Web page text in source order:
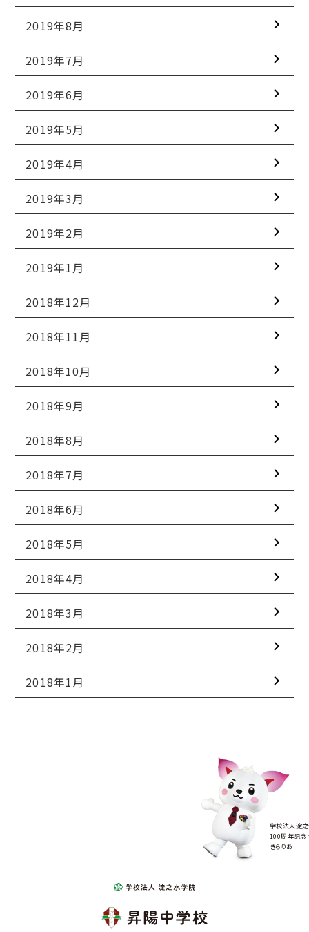
2019年8月
2019年7月
2019年6月
2019年5月
2019年4月
2019年3月
2019年2月
2019年1月
2018年12月
2018年11月
2018年10月
2018年9月
2018年8月
2018年7月
2018年6月
2018年5月
2018年4月
2018年3月
2018年2月
2018年1月
学校法人淀
100周年記念
きらりあ